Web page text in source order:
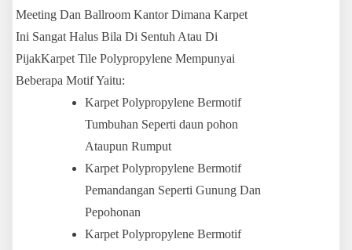
Meeting Dan Ballroom Kantor Dimana Karpet
Ini Sangat Halus Bila Di Sentuh Atau Di
PijakKarpet Tile Polypropylene Mempunyai
Beberapa Motif Yaitu:
Karpet Polypropylene Bermotif
Tumbuhan Seperti daun pohon
Ataupun Rumput
Karpet Polypropylene Bermotif
Pemandangan Seperti Gunung Dan
Pepohonan
Karpet Polypropylene Bermotif